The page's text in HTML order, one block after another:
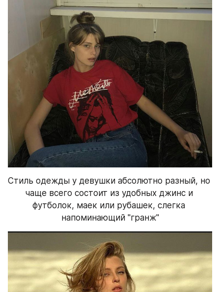
Стиль одежды у девушки абсолютно разный, но
чаще всего состоит из удобных джинс и
футболок, маек или рубашек, слегка
напоминающий "гранж"